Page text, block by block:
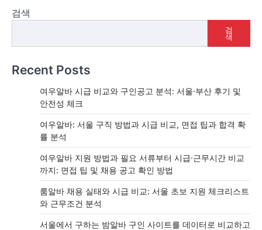
검색
검
색
Recent Posts
여우알바 시급 비교와 구인공고 분석: 서울·부산 후기 및
안전성 체크
여우알바: 서울 구직 방법과 시급 비교, 면접 팁과 합격 확
률 분석
여우알바 지원 방법과 필요 서류부터 시급·근무시간 비교
까지: 면접 팁 및 채용 공고 확인 방법
룸알바 채용 실태와 시급 비교: 서울 초보 지원 체크리스트
와 근무조건 분석
서울에서 구하는 밤알바 구인 사이트를 데이터로 비교하고